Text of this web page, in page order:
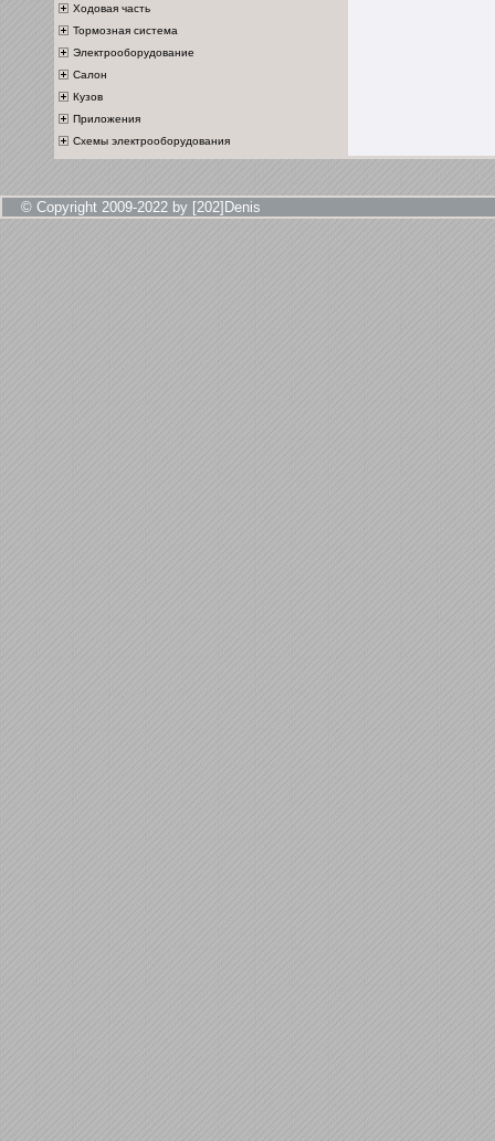
Ходовая часть
Тормозная система
Электрооборудование
Салон
Кузов
Приложения
Схемы электрооборудования
© Copyright 2009-2022 by [202]Denis